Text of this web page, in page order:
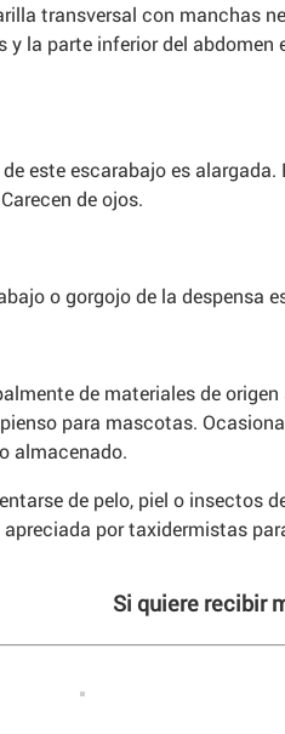
transversal con manchas
y la parte inferior del
este escarabajo es
de ojos.
o gorgojo de la despensa
de materiales de
para mascotas.
almacenado.
de pelo, piel o insectos
apreciada por taxidermistas
Si quiere recibir